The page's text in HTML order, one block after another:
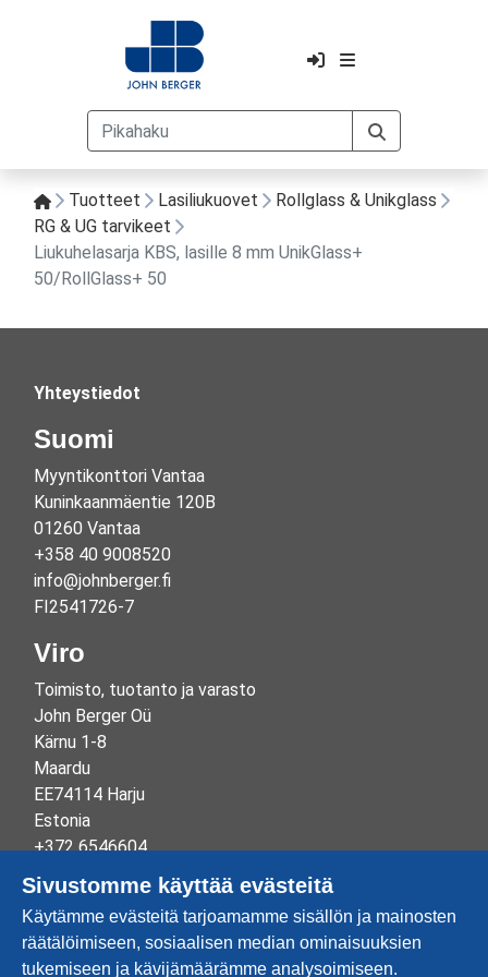
Tuotteet Lasiliukuovet
Rollglass & Unikglass
RG & UG tarvikeet
Liukuhelasarja KBS, lasille 8 mm UnikGlass+
50/RollGlass+ 50
Yhteystiedot
Suomi
Myyntikonttori Vantaa
Kuninkaanmäentie 120B
01260 Vantaa
+358 40 9008520
info@johnberger.fi
FI2541726-7
Viro
Toimisto, tuotanto ja varasto
John Berger Oü
Kärnu 1-8
Maardu
EE74114 Harju
Estonia
+372 6546604
info@johnberger.ee
Reg.nr 10265834
EE100332513
Sivustomme käyttää evästeitä
Käytämme evästeitä tarjoamamme sisällön ja mainosten
räätälöimiseen, sosiaalisen median ominaisuuksien
tukemiseen ja kävijämäärämme analysoimiseen.